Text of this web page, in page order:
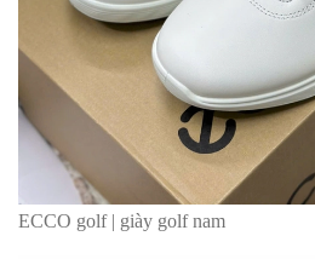
ECCO golf | giày golf nam